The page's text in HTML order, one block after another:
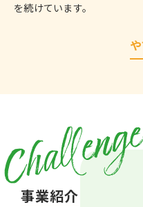
を続けています。
事業紹介